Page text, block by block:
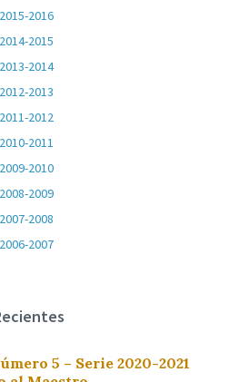
2016
2015
2014
2013
2012
2011
2010
2009
2008
2007
5 – Serie 2020-2021